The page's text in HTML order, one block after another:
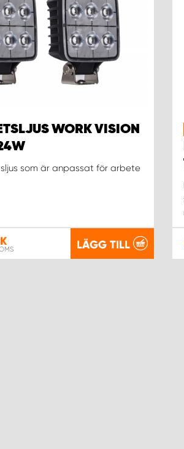
WORK VISION
som är anpassat för arbete
LÄGG TILL